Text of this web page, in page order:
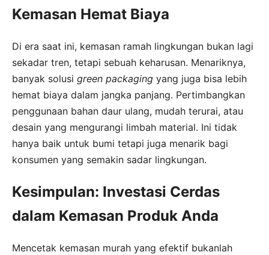
Kemasan Hemat Biaya
Di era saat ini, kemasan ramah lingkungan bukan lagi
sekadar tren, tetapi sebuah keharusan. Menariknya,
banyak solusi green packaging yang juga bisa lebih
hemat biaya dalam jangka panjang. Pertimbangkan
penggunaan bahan daur ulang, mudah terurai, atau
desain yang mengurangi limbah material. Ini tidak
hanya baik untuk bumi tetapi juga menarik bagi
konsumen yang semakin sadar lingkungan.
Kesimpulan: Investasi Cerdas
dalam Kemasan Produk Anda
Mencetak kemasan murah yang efektif bukanlah